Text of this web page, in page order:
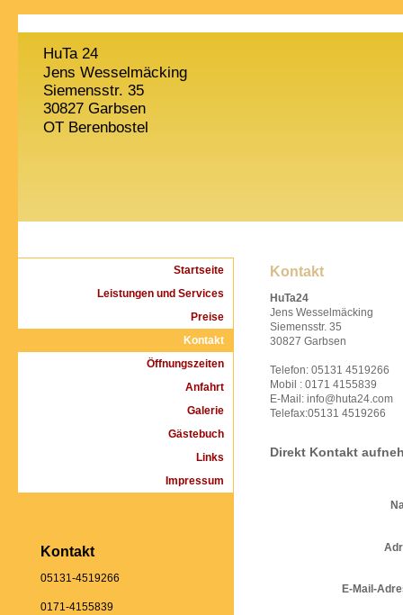
HuTa 24
Jens Wesselmäcking
Siemensstr. 35
30827 Garbsen
OT Berenbostel
Kontakt
HuTa24
Jens Wesselmäcking
Siemensstr. 35
30827 Garbsen
Telefon: 05131 4519266
Mobil : 0171 4155839
E-Mail: info@huta24.com
Telefax:05131 4519266
Direkt Kontakt
E-Mail-
Startseite
Leistungen und Services
Preise
Kontakt
Öffnungszeiten
Anfahrt
Galerie
Gästebuch
Links
Impressum
Kontakt
05131-4519266
0171-4155839